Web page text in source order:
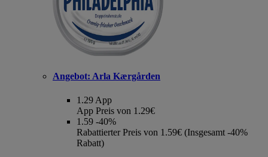
Angebot: Arla Kærgården
1.29 App
App Preis von 1.29€
1.59 -40%
Rabattierter Preis von 1.59€ (Insgesamt -40%
Rabatt)